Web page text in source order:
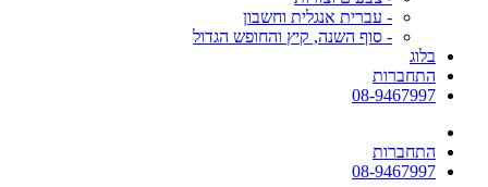
- עברית אנגלית וחשבון
- סוף השנה, קיץ והחופש הגדול
בלוג
התחברות
08-9467997
התחברות
08-9467997